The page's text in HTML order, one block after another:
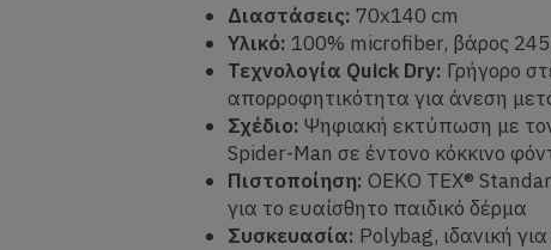
Διαστάσεις: 70x140 cm
Υλικό: 100% microfiber, βάρος
Τεχνολογία Quick Dry: Γρήγορο
απορροφητικότητα για άνεση
Σχέδιο: Ψηφιακή εκτύπωση με
Spider-Man σε έντονο κόκκινο
Πιστοποίηση: OEKO TEX®
για το ευαίσθητο παιδικό δέρμα
Συσκευασία: Polybag, ιδανική